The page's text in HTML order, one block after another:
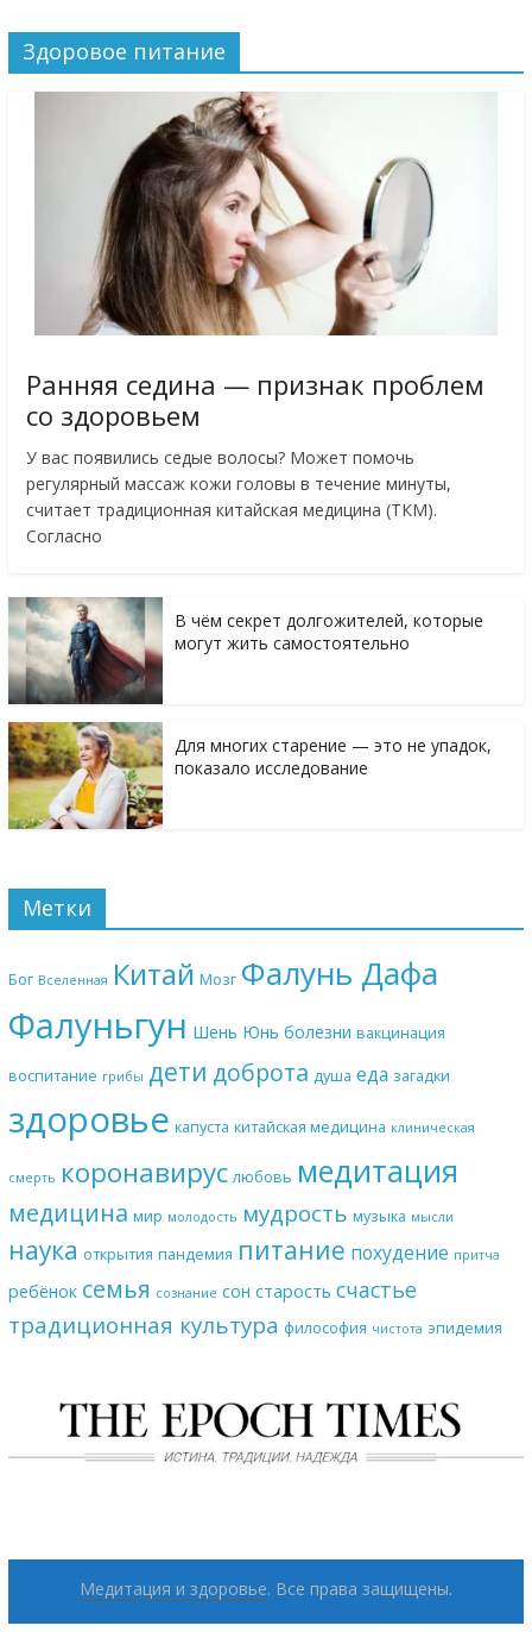
Здоровое питание
Ранняя седина — признак проблем
со здоровьем
У вас появились седые волосы? Может помочь
регулярный массаж кожи головы в течение минуты,
считает традиционная китайская медицина (ТКМ).
Согласно
В чём секрет долгожителей, которые
могут жить самостоятельно
Для многих старение — это не упадок,
показало исследование
Метки
Бог Вселенная Китай Мозг Фалунь Дафа
Фалуньгун Шень Юнь болезни вакцинация
воспитание грибы дети доброта душа еда загадки
здоровье капуста китайская медицина клиническая
смерть коронавирус любовь медитация
медицина мир молодость мудрость музыка мысли
наука открытия пандемия питание похудение притча
ребёнок семья сознание сон старость счастье
традиционная культура философия чистота эпидемия
Медитация и здоровье. Все права защищены.